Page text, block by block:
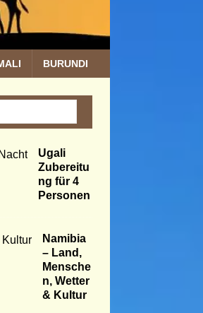
BURUNDI
Ugali
Zubereitu
ng für 4
Personen
Namibia
– Land,
Mensche
n, Wetter
& Kultur